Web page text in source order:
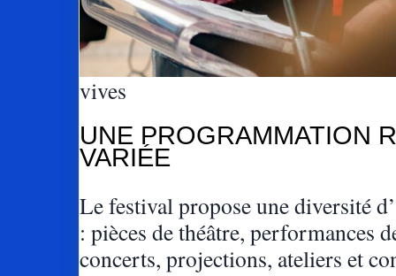
vives
UNE PROGRAMMATION
VARIÉE
Le festival propose une diversité
: pièces de théâtre, performances
concerts, projections, ateliers et